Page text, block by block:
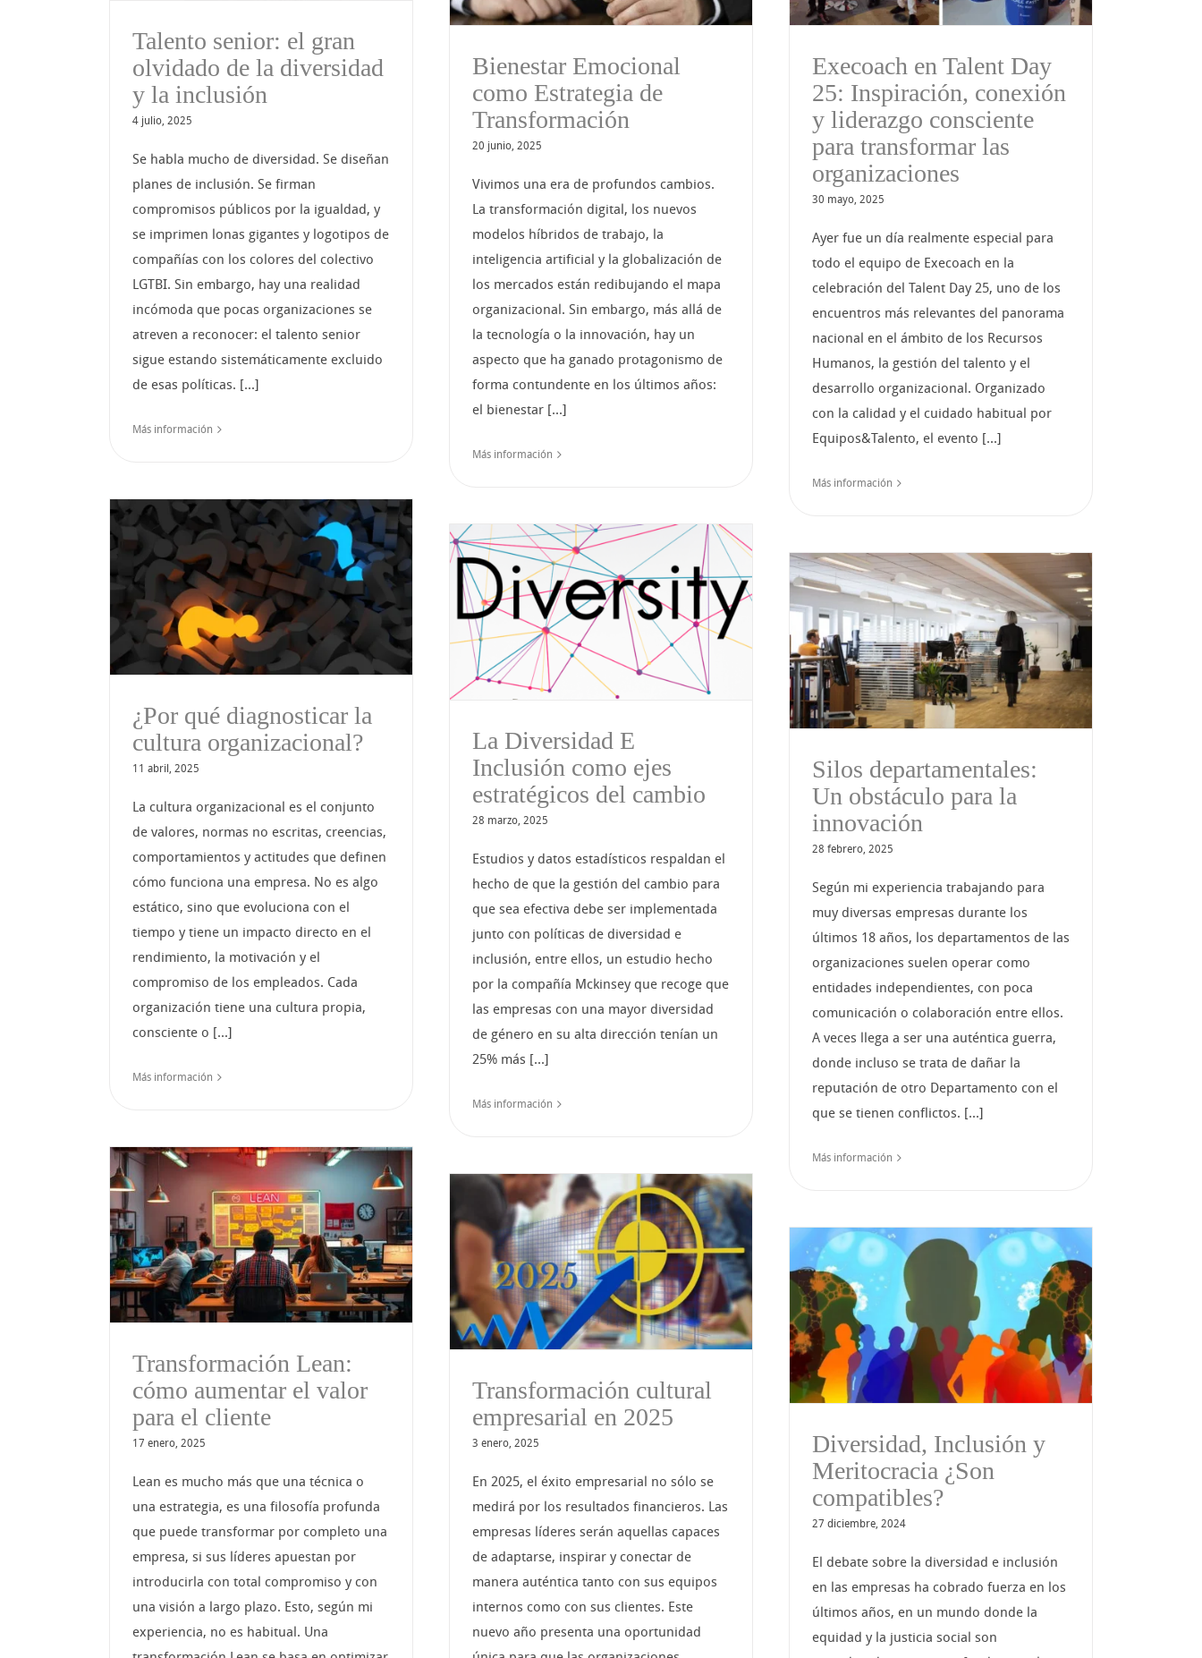
Talento senior: el gran
olvidado de la diversidad
y la inclusión
4 julio, 2025
Se habla mucho de diversidad. Se diseñan
planes de inclusión. Se firman
compromisos públicos por la igualdad, y
se imprimen lonas gigantes y logotipos de
compañías con los colores del colectivo
LGTBI. Sin embargo, hay una realidad
incómoda que pocas organizaciones se
atreven a reconocer: el talento senior
sigue estando sistemáticamente excluido
de esas políticas. [...]
Más información
Bienestar Emocional
como Estrategia de
Transformación
20 junio, 2025
Vivimos una era de profundos cambios.
La transformación digital, los nuevos
modelos híbridos de trabajo, la
inteligencia artificial y la globalización de
los mercados están redibujando el mapa
organizacional. Sin embargo, más allá de
la tecnología o la innovación, hay un
aspecto que ha ganado protagonismo de
forma contundente en los últimos años:
el bienestar [...]
Más información
organizaciones
Execoach en Talent Day
25: Inspiración, conexión
y liderazgo consciente
para transformar las
organizaciones
30 mayo, 2025
Ayer fue un día realmente especial para
todo el equipo de Execoach en la
celebración del Talent Day 25, uno de los
encuentros más relevantes del panorama
nacional en el ámbito de los Recursos
Humanos, la gestión del talento y el
desarrollo organizacional. Organizado
con la calidad y el cuidado habitual por
Equipos&Talento, el evento [...]
Más información
¿Por qué diagnosticar la
cultura organizacional?
11 abril, 2025
La cultura organizacional es el conjunto
de valores, normas no escritas, creencias,
comportamientos y actitudes que definen
cómo funciona una empresa. No es algo
estático, sino que evoluciona con el
tiempo y tiene un impacto directo en el
rendimiento, la motivación y el
compromiso de los empleados. Cada
organización tiene una cultura propia,
consciente o [...]
Más información
La Diversidad E
Inclusión como ejes
estratégicos del cambio
La Diversidad E
Inclusión como ejes
estratégicos del cambio
28 marzo, 2025
Estudios y datos estadísticos respaldan el
hecho de que la gestión del cambio para
que sea efectiva debe ser implementada
junto con políticas de diversidad e
inclusión, entre ellos, un estudio hecho
por la compañía Mckinsey que recoge que
las empresas con una mayor diversidad
de género en su alta dirección tenían un
25% más [...]
Más información
Silos departamentales:
Un obstáculo para la
innovación
Silos departamentales:
Un obstáculo para la
innovación
28 febrero, 2025
Según mi experiencia trabajando para
muy diversas empresas durante los
últimos 18 años, los departamentos de las
organizaciones suelen operar como
entidades independientes, con poca
comunicación o colaboración entre ellos.
A veces llega a ser una auténtica guerra,
donde incluso se trata de dañar la
reputación de otro Departamento con el
que se tienen conflictos. [...]
Más información
Transformación Lean:
cómo aumentar el valor
para el cliente
17 enero, 2025
Lean es mucho más que una técnica o
una estrategia, es una filosofía profunda
que puede transformar por completo una
empresa, si sus líderes apuestan por
introducirla con total compromiso y con
una visión a largo plazo. Esto, según mi
experiencia, no es habitual. Una
Transformación cultural
empresarial en 2025
Transformación cultural
empresarial en 2025
3 enero, 2025
En 2025, el éxito empresarial no sólo se
medirá por los resultados financieros. Las
empresas líderes serán aquellas capaces
de adaptarse, inspirar y conectar de
manera auténtica tanto con sus equipos
internos como con sus clientes. Este
nuevo año presenta una oportunidad
Diversidad, Inclusión y
Meritocracia ¿Son
compatibles?
Diversidad, Inclusión y
Meritocracia ¿Son
compatibles?
27 diciembre, 2024
El debate sobre la diversidad e inclusión
en las empresas ha cobrado fuerza en los
últimos años, en un mundo donde la
equidad y la justicia social son